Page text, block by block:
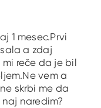
1 mesec.Prvi
a zdaj
reče da je bil
vem a
skrbi me da
naredim?